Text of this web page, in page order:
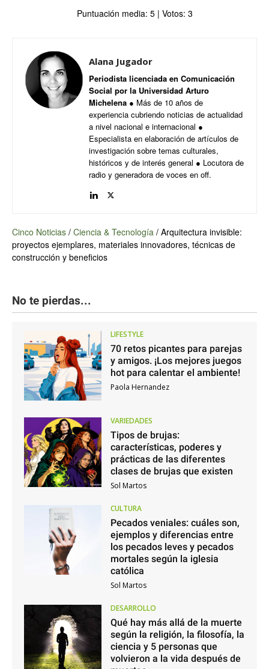
Puntuación media: 5| Votos: 3
Alana Jugador
Periodista licenciada en Comunicación
Social por la Universidad Arturo
Michelena ● Más de 10 años de
experiencia cubriendo noticias de actualidad
a nivel nacional e internacional ●
Especialista en elaboración de artículos de
investigación sobre temas culturales,
históricos y de interés general ● Locutora de
radio y generadora de voces en off.
Cinco Noticias / Ciencia & Tecnología / Arquitectura invisible:
proyectos ejemplares, materiales innovadores, técnicas de
construcción y beneficios
No te pierdas...
LIFESTYLE
70 retos picantes para parejas
y amigos. ¡Los mejores juegos
hot para calentar el ambiente!
Paola Hernandez
VARIEDADES
Tipos de brujas:
características, poderes y
prácticas de las diferentes
clases de brujas que existen
Sol Martos
CULTURA
Pecados veniales: cuáles son,
ejemplos y diferencias entre
los pecados leves y pecados
mortales según la iglesia
católica
Sol Martos
DESARROLLO
Qué hay más allá de la muerte
según la religión, la filosofía, la
ciencia y 5 personas que
volvieron a la vida después de